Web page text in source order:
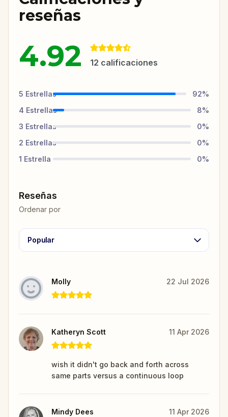
reseñas
4.92 12 calificaciones
5 Estrellas 92%
4 Estrellas 8%
3 Estrellas 0%
2 Estrellas 0%
1 Estrella 0%
Reseñas
Ordenar por
Popular
Molly 22 Jul 2026
Katheryn Scott 11 Apr 2026
wish it didn't go back and forth across
same parts versus a continuous loop
Mindy Dees 11 Apr 2026